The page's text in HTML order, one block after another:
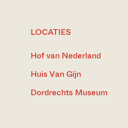
LOCATIES
Hof van Nederland
Huis Van Gijn
Dordrechts Museum